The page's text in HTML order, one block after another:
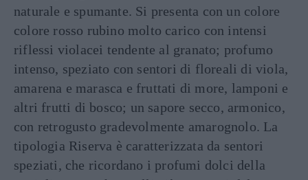
naturale e spumante. Si presenta con un colore
colore rosso rubino molto carico con intensi
riflessi violacei tendente al granato; profumo
intenso, speziato con sentori di floreali di viola,
amarena e marasca e fruttati di more, lamponi e
altri frutti di bosco; un sapore secco, armonico,
con retrogusto gradevolmente amarognolo. La
tipologia Riserva è caratterizzata da sentori
speziati, che ricordano i profumi dolci della